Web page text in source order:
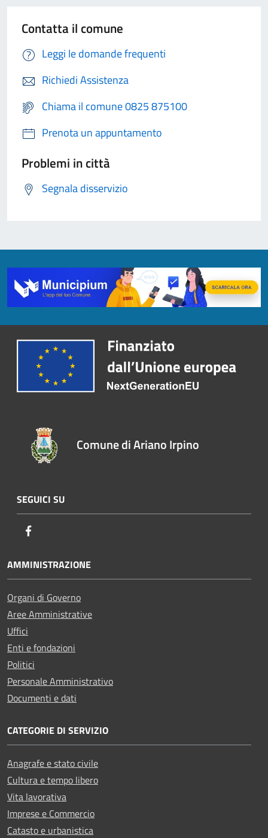
Contatta il comune
Leggi le domande frequenti
Richiedi Assistenza
Chiama il comune 0825 875100
Prenota un appuntamento
Problemi in città
Segnala disservizio
Comune di Ariano Irpino
SEGUICI SU
AMMINISTRAZIONE
Organi di Governo
Aree Amministrative
Uffici
Enti e fondazioni
Politici
Personale Amministrativo
Documenti e dati
CATEGORIE DI SERVIZIO
Anagrafe e stato civile
Cultura e tempo libero
Vita lavorativa
Imprese e Commercio
Catasto e urbanistica